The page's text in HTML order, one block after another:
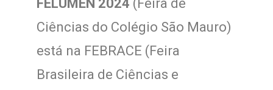
FELUMEN 2024 (Feira de
Ciências do Colégio São Mauro)
está na FEBRACE (Feira
Brasileira de Ciências e